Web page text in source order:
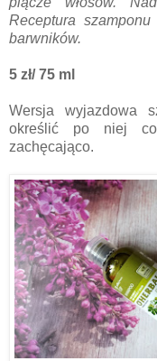
Receptura
barwników.
5 zł/ 75 ml
Wersja wyjazdowa
określić po niej
zachęcająco.